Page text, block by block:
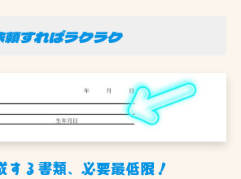
すればラクラク
する書類、必要最低限！